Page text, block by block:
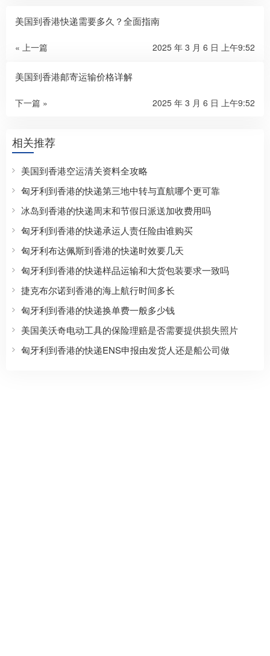
美国到香港快递需要多久？全面指南
« 上一篇 2025 年 3 月 6 日 上午9:52
美国到香港邮寄运输价格详解
下一篇 » 2025 年 3 月 6 日 上午9:52
相关推荐
美国到香港空运清关资料全攻略
匈牙利到香港的快递第三地中转与直航哪个更可靠
冰岛到香港的快递周末和节假日派送加收费用吗
匈牙利到香港的快递承运人责任险由谁购买
匈牙利布达佩斯到香港的快递时效要几天
匈牙利到香港的快递样品运输和大货包装要求一致吗
捷克布尔诺到香港的海上航行时间多长
匈牙利到香港的快递换单费一般多少钱
美国美沃奇电动工具的保险理赔是否需要提供损失照片
匈牙利到香港的快递ENS申报由发货人还是船公司做